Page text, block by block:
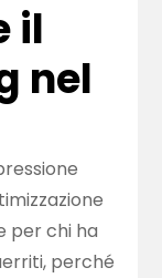
il
nel
per chi ha
perché